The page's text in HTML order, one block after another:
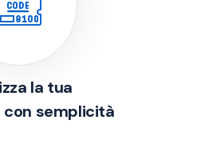
la tua
semplicità